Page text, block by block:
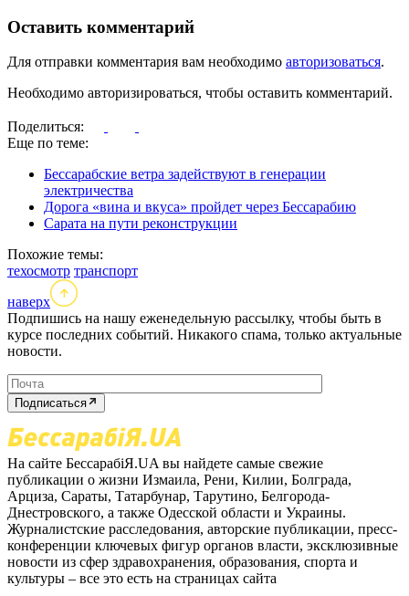
Оставить комментарий
Для отправки комментария вам необходимо авторизоваться.
Необходимо авторизироваться, чтобы оставить комментарий.
Поделиться:
Еще по теме:
Бессарабские ветра задействуют в генерации
электричества
Дорога «вина и вкуса» пройдет через Бессарабию
Сарата на пути реконструкции
Похожие темы:
техосмотр транспорт
наверх
Подпишись на нашу еженедельную рассылку, чтобы быть в
курсе последних событий. Никакого спама, только актуальные
новости.
Подписаться
На сайте БессарабіЯ.UA вы найдете самые свежие
публикации о жизни Измаила, Рени, Килии, Болграда,
Арциза, Сараты, Татарбунар, Тарутино, Белгорода-
Днестровского, а также Одесской области и Украины.
Журналистские расследования, авторские публикации, пресс-
конференции ключевых фигур органов власти, эксклюзивные
новости из сфер здравохранения, образования, спорта и
культуры – все это есть на страницах сайта